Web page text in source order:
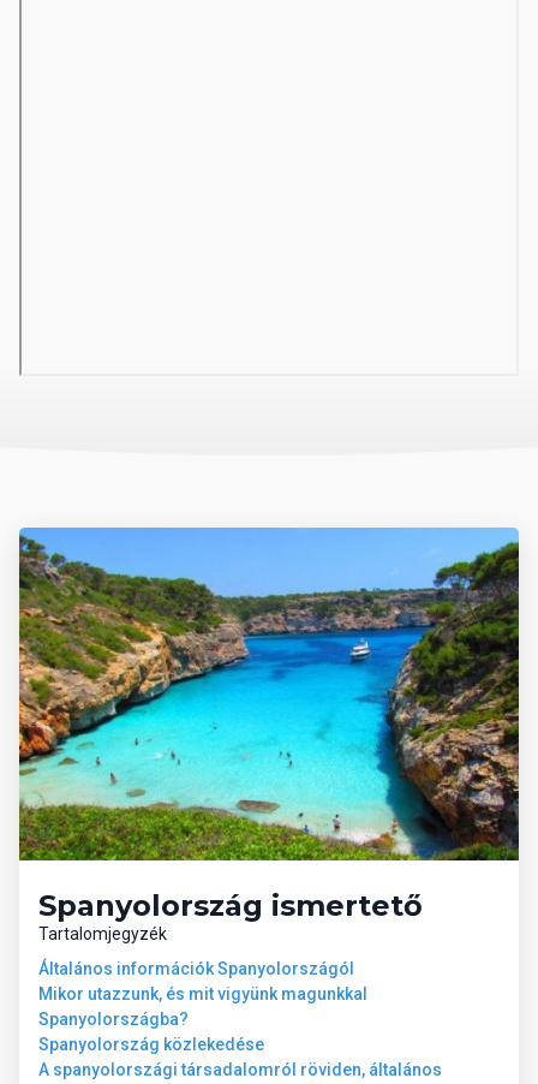
Spanyolország ismertető
Tartalomjegyzék
Általános információk Spanyolországól
Mikor utazzunk, és mit vigyünk magunkkal
Spanyolországba?
Spanyolország közlekedése
A spanyolországi társadalomról röviden, általános